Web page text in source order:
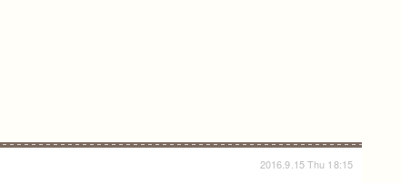
2016.9.15 Thu 18:15